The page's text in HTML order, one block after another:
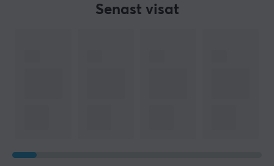
Senast visat